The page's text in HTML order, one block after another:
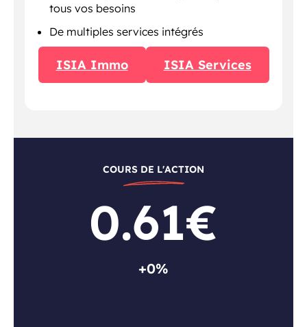
tous vos besoins
De multiples services intégrés
ISIA Immo ISIA Services
COURS DE L'ACTION
0.61€
+0%